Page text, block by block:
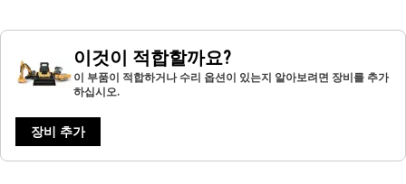
이것이 적합할까요?
이 부품이 적합하거나 수리 옵션이 있는지 알아보려면 장비를 추가
하십시오.
장비 추가